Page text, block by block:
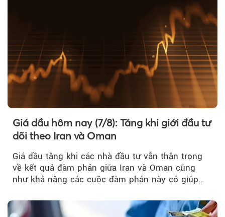
Giá dầu hôm nay (7/8): Tăng khi giới đầu tư
dõi theo Iran và Oman
Giá dầu tăng khi các nhà đầu tư vẫn thận trọng
về kết quả đàm phán giữa Iran và Oman cũng
như khả năng các cuộc đàm phán này có giúp
Hormuz hay không.